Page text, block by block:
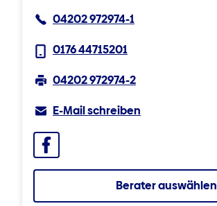
04202 972974-1
0176 44715201
04202 972974-2
E-Mail schreiben
Facebook
Berater auswählen